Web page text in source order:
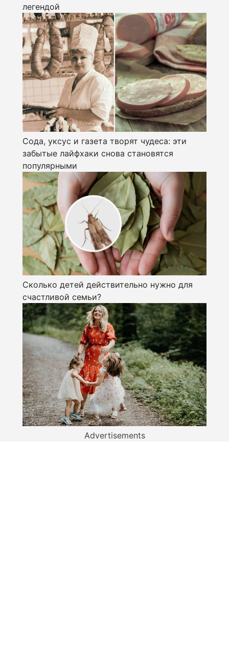
легендой
Сода, уксус и газета творят чудеса: эти
забытые лайфхаки снова становятся
популярными
Сколько детей действительно нужно для
счастливой семьи?
Advertisements